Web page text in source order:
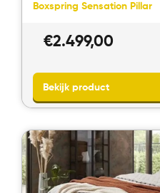
Boxspring Sensation Pillar
€2.499,00